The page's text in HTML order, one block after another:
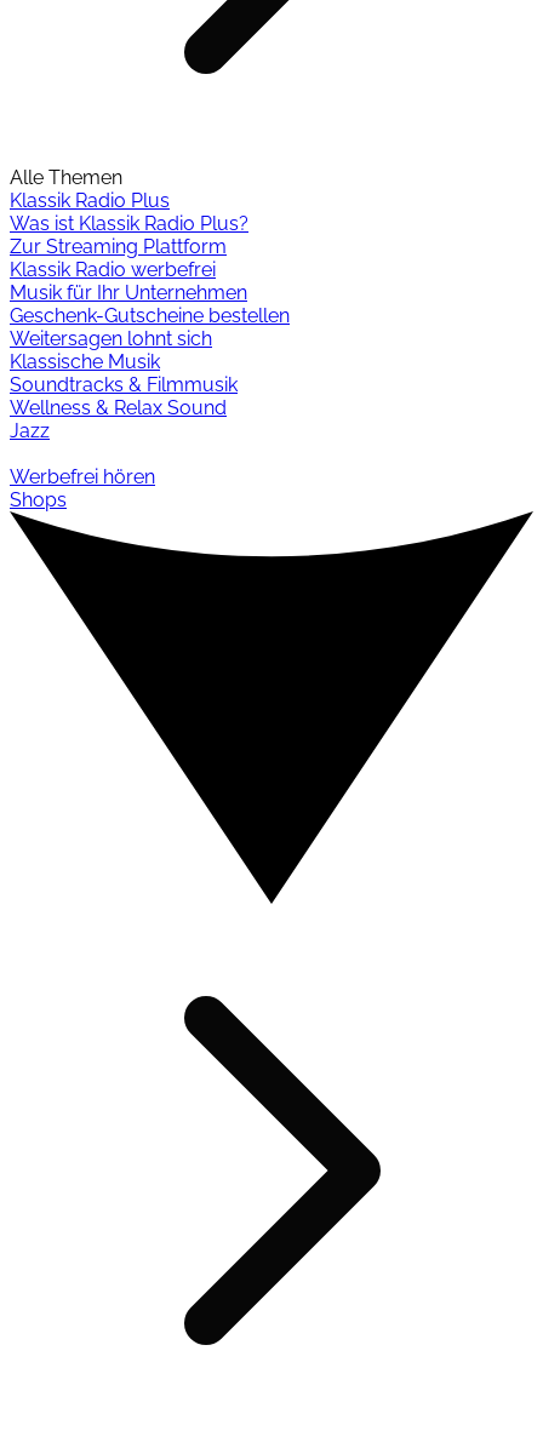
Alle Themen
Klassik Radio Plus
Was ist Klassik Radio Plus?
Zur Streaming Plattform
Klassik Radio werbefrei
Musik für Ihr Unternehmen
Geschenk-Gutscheine bestellen
Weitersagen lohnt sich
Klassische Musik
Soundtracks & Filmmusik
Wellness & Relax Sound
Jazz
Werbefrei hören
Shops